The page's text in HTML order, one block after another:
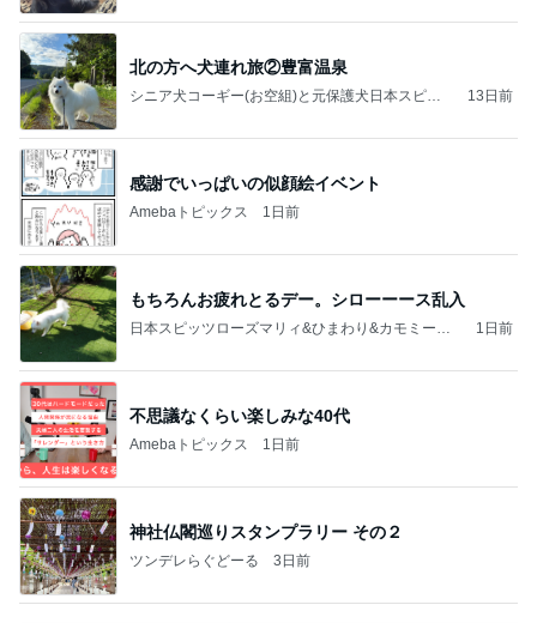
北の方へ犬連れ旅②豊富温泉
シニア犬コーギー(お空組)と元保護犬日本スピッ
13日前
感謝でいっぱいの似顔絵イベント
Amebaトピックス 1日前
もちろんお疲れとるデー。シローーース乱入
日本スピッツローズマリィ&ひまわり&カモミール&
1日前
不思議なくらい楽しみな40代
Amebaトピックス 1日前
神社仏閣巡りスタンプラリー その２
ツンデレらぐどーる 3日前